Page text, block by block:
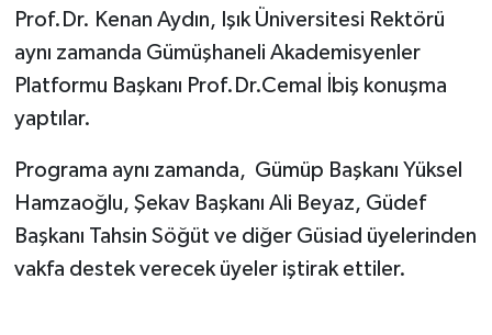
Prof.Dr. Kenan Aydın, Işık Üniversitesi Rektörü
aynı zamanda Gümüşhaneli Akademisyenler
Platformu Başkanı Prof.Dr.Cemal İbiş konuşma
yaptılar.
Programa aynı zamanda, Gümüp Başkanı Yüksel
Hamzaoğlu, Şekav Başkanı Ali Beyaz, Güdef
Başkanı Tahsin Söğüt ve diğer Güsiad üyelerinden
vakfa destek verecek üyeler iştirak ettiler.